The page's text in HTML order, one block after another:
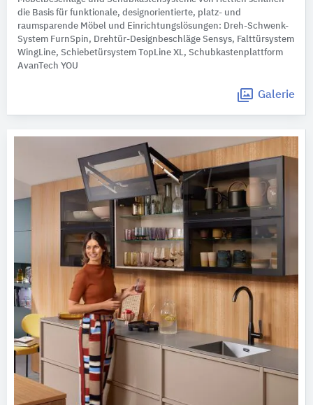
die Basis für funktionale, designorientierte, platz- und
raumsparende Möbel und Einrichtungslösungen: Dreh-Schwenk-
System FurnSpin, Drehtür-Designbeschläge Sensys, Falttürsystem
WingLine, Schiebetürsystem TopLine XL, Schubkastenplattform
AvanTech YOU
Galerie